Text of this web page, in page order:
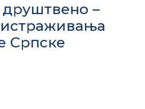
друштвено –
Српске